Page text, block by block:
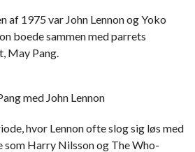
af 1975 var John Lennon og Yoko
boede sammen med parrets
May Pang.
med John Lennon
hvor Lennon ofte slog sig løs med
Harry Nilsson og The Who-